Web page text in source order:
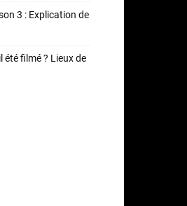
3 : Explication de
été filmé ? Lieux de